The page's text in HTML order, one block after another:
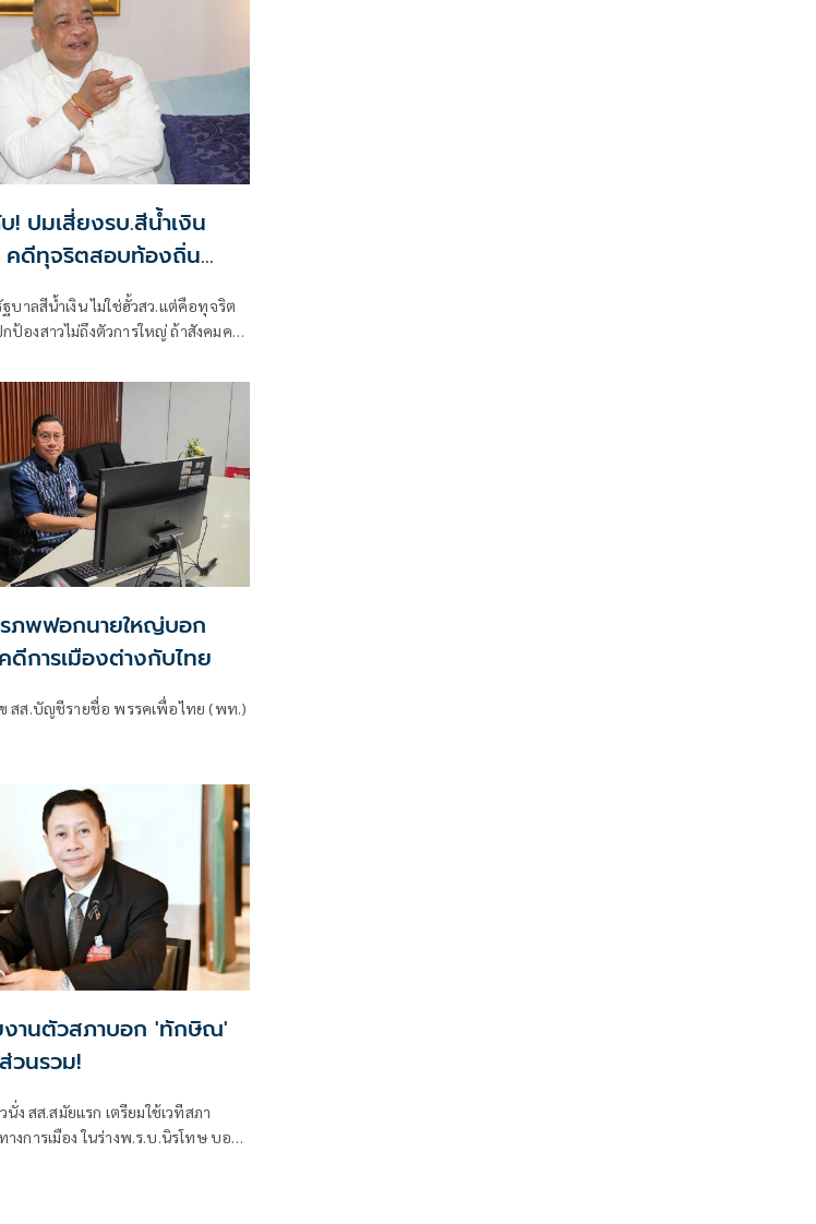
ปมเสี่ยงรบ.สีน้ำเงิน
คดีทุจริตสอบท้องถิ่น
สังคมคาใจ
ฐบาลสีน้ำเงิน ไม่ใช่ฮั้วสว.แต่คือทุจริต
องสาวไม่ถึงตัวการใหญ่ ถ้าสังคมคา
ภพฟอกนายใหญ่บอก
ดีการเมืองต่างกับไทย
สส.บัญชีรายชื่อ พรรคเพื่อไทย (พท.)
านตัวสภาบอก 'ทักษิณ'
วนรวม!
ง สส.สมัยแรก เตรียมใช้เวทีสภา
งการเมือง ในร่างพ.ร.บ.นิรโทษ บอก